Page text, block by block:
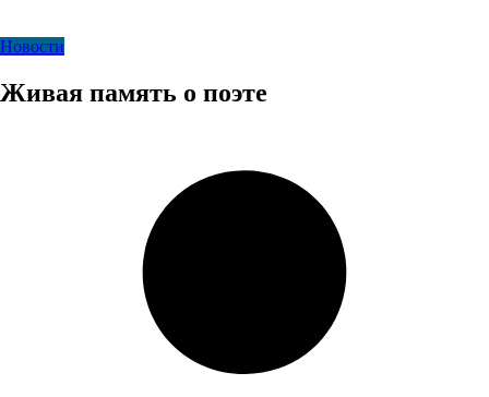
Новости
Живая память о поэте